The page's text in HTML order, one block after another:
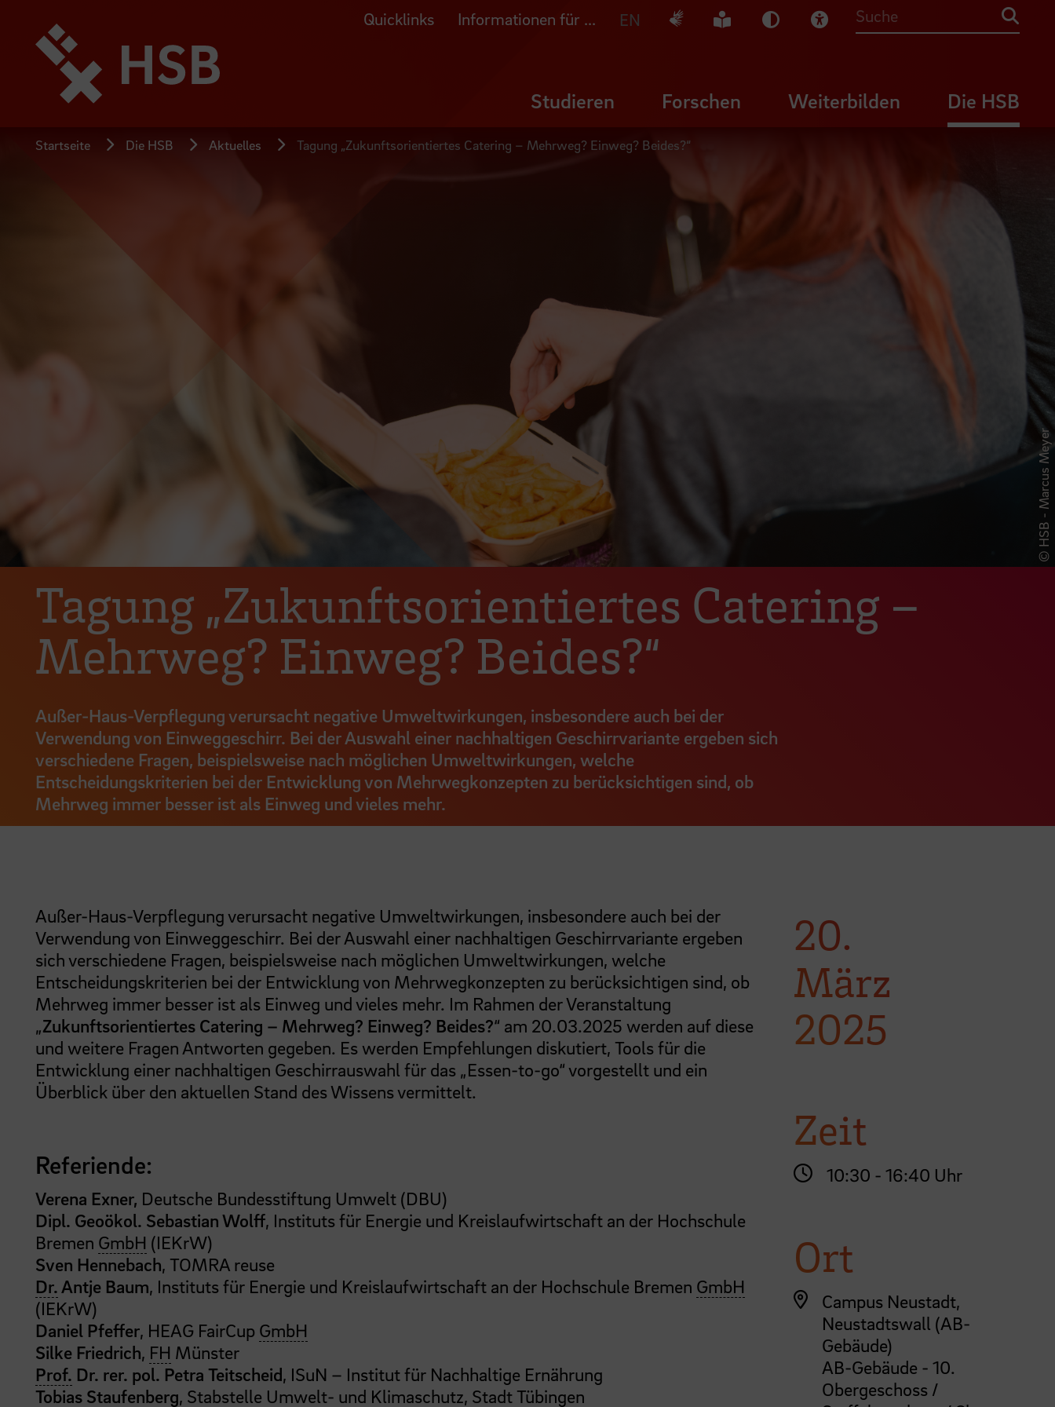
Seiteninhalt
springen
Quicklinks Informationen für ... EN Deutsche Gebärdensprache
Leichte Sprache
Dunkel-Modus
Visuelle Hilfe
Suche
Studieren Forschen Weiterbilden Die HSB
Startseite Die HSB Aktuelles Tagung „Zukunftsorientiertes Catering – Mehrweg? Einweg? Beides?“
© HSB - Marcus Meyer
Tagung „Zukunftsorientiertes Catering –
Mehrweg? Einweg? Beides?“
Außer-Haus-Verpflegung verursacht negative Umweltwirkungen, insbesondere auch bei der
Verwendung von Einweggeschirr. Bei der Auswahl einer nachhaltigen Geschirrvariante ergeben sich
verschiedene Fragen, beispielsweise nach möglichen Umweltwirkungen, welche
Entscheidungskriterien bei der Entwicklung von Mehrwegkonzepten zu berücksichtigen sind, ob
Mehrweg immer besser ist als Einweg und vieles mehr.
Außer-Haus-Verpflegung verursacht negative Umweltwirkungen, insbesondere auch bei der
Verwendung von Einweggeschirr. Bei der Auswahl einer nachhaltigen Geschirrvariante ergeben
sich verschiedene Fragen, beispielsweise nach möglichen Umweltwirkungen, welche
Entscheidungskriterien bei der Entwicklung von Mehrwegkonzepten zu berücksichtigen sind, ob
Mehrweg immer besser ist als Einweg und vieles mehr. Im Rahmen der Veranstaltung
„Zukunftsorientiertes Catering – Mehrweg? Einweg? Beides?“ am 20.03.2025 werden auf diese
und weitere Fragen Antworten gegeben. Es werden Empfehlungen diskutiert, Tools für die
Entwicklung einer nachhaltigen Geschirrauswahl für das „Essen-to-go“ vorgestellt und ein
Überblick über den aktuellen Stand des Wissens vermittelt.
Referiende:
Verena Exner, Deutsche Bundesstiftung Umwelt (DBU)
Dipl. Geoökol. Sebastian Wolff, Instituts für Energie und Kreislaufwirtschaft an der Hochschule
Bremen GmbH (IEKrW)
Sven Hennebach, TOMRA reuse
Dr.Antje Baum, Instituts für Energie und Kreislaufwirtschaft an der Hochschule Bremen GmbH
(IEKrW)
Daniel Pfeffer, HEAG FairCup GmbH
Silke Friedrich, FH Münster
Prof. Dr. rer. pol. Petra Teitscheid, ISuN – Institut für Nachhaltige Ernährung
Tobias Staufenberg, Stabstelle Umwelt- und Klimaschutz, Stadt Tübingen
20.
März
2025
Zeit
10:30 - 16:40 Uhr
Ort
Campus Neustadt,
Neustadtswall (AB-
Gebäude)
AB-Gebäude - 10.
Obergeschoss /